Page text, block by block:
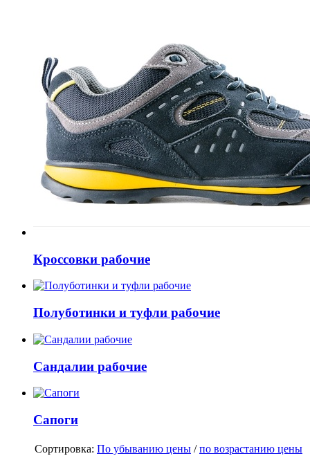
Кроссовки рабочие
Полуботинки и туфли рабочие
Сандалии рабочие
Сапоги
Сортировка: По убыванию цены /по возрастанию цены